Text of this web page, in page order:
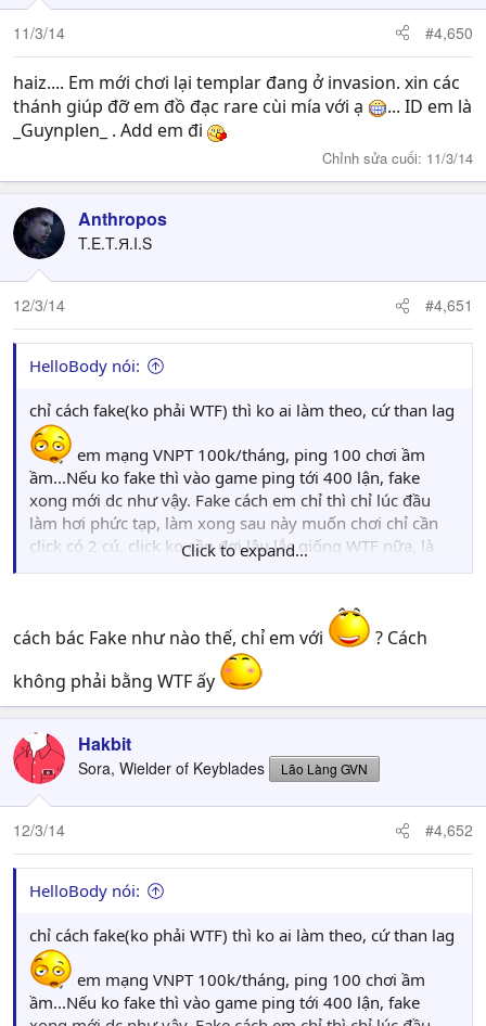
11/3/14 #4,650
haiz.... Em mới chơi lại templar đang ở invasion. xin các
thánh giúp đỡ em đồ đạc rare cùi mía với ạ
... ID em là
_Guynplen_ . Add em đi
Chỉnh sửa cuối: 11/3/14
Anthropos
T.E.T.Я.I.S
12/3/14 #4,651
HelloBody nói:
chỉ cách fake(ko phải WTF) thì ko ai làm theo, cứ than lag
em mạng VNPT 100k/tháng, ping 100 chơi ầm
ầm...Nếu ko fake thì vào game ping tới 400 lận, fake
xong mới dc như vậy. Fake cách em chỉ thì chỉ lúc đầu
làm hơi phức tạp, làm xong sau này muốn chơi chỉ cần
click có 2 cú, click ko cần đợi lâu lắc giống WTF nữa, là
vào chơi ngay, lại ko bị hết hạn
Còn nếu vẫn muốn xài WTF: có tài liệu quan trọng thì
copy hết quăng vào ổ D, đâu phải hư là hư hết ổ đâu, lâu
lâu ghost lại cho máy sạch cũng tốt
Click to expand...
cách bác Fake như nào thế, chỉ em với
? Cách
không phải bằng WTF ấy
Hakbit
Sora, Wielder of Keyblades Lão Làng GVN
12/3/14 #4,652
HelloBody nói:
chỉ cách fake(ko phải WTF) thì ko ai làm theo, cứ than lag
em mạng VNPT 100k/tháng, ping 100 chơi ầm
ầm...Nếu ko fake thì vào game ping tới 400 lận, fake